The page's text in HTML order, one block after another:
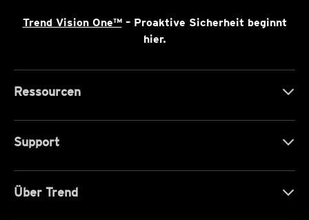
Trend Vision One™– Proaktive Sicherheit beginnt
hier.
Ressourcen
Support
Über Trend